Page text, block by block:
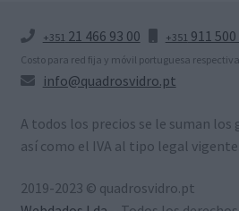
+351 21 466 93 00 +351 911
Costo para red fija y móvil portuguesa
info@quadrosvidro.pt
A todos los precios se le suman
así como el IVA al tipo legal vigente.
2019-2023 © quadrosvidro.pt